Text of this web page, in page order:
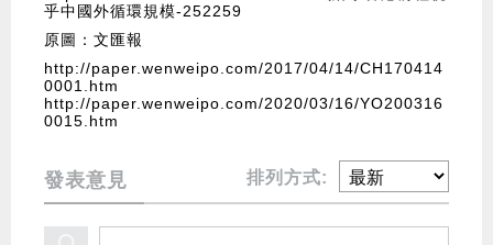
乎中國外循環規模-252259
原圖：文匯報
http://paper.wenweipo.com/2017/04/14/CH170414
0001.htm
http://paper.wenweipo.com/2020/03/16/YO200316
0015.htm
發表意見 排列方式: